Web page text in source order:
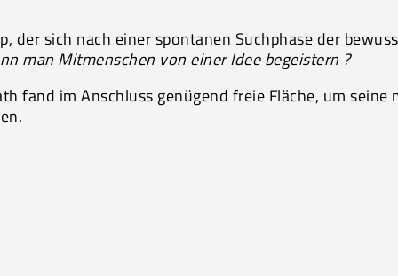
der sich nach einer spontanen Suchphase der
man Mitmenschen von einer Idee begeistern ?
fand im Anschluss genügend freie Fläche, um seine